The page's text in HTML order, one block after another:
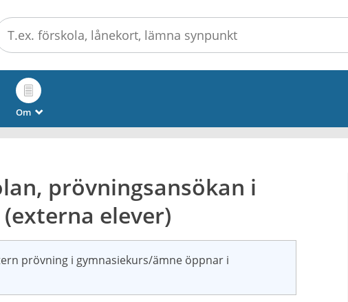
Om _
prövningsansökan i
elever)
prövning i gymnasiekurs/ämne öppnar i